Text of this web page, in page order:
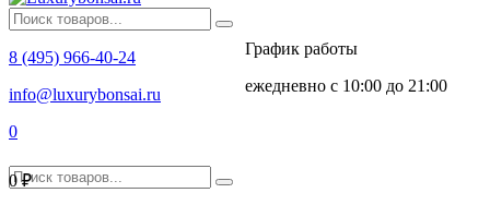
8 (495) 966-40-24
info@luxurybonsai.ru
График работы
ежедневно с 10:00 до 21:00
0
0₽